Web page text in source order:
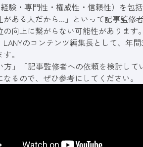
験・専門性・権威性・信頼性）を包括
がある人だから...」といって記事監
向上に繋がらない可能性があります。
のコンテンツ編集長として、年
。
」
「記事監修者への依頼を検討し
るので、ぜひ参考にしてください。